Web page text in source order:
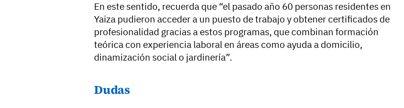
En este sentido, recuerda que “el pasado año 60 personas residentes en
Yaiza pudieron acceder a un puesto de trabajo y obtener certificados de
profesionalidad gracias a estos programas, que combinan formación
teórica con experiencia laboral en áreas como ayuda a domicilio,
dinamización social o jardinería”.
Dudas